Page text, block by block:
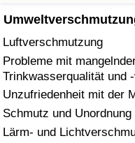
Luftverschmutzung
Probleme mit
Trinkwasserqualität und
Unzufriedenheit mit der
Schmutz und Unordnung
Lärm- und
Kriminalitäts-Index
Kriminalitäts-Index
Kriminalitätsindex